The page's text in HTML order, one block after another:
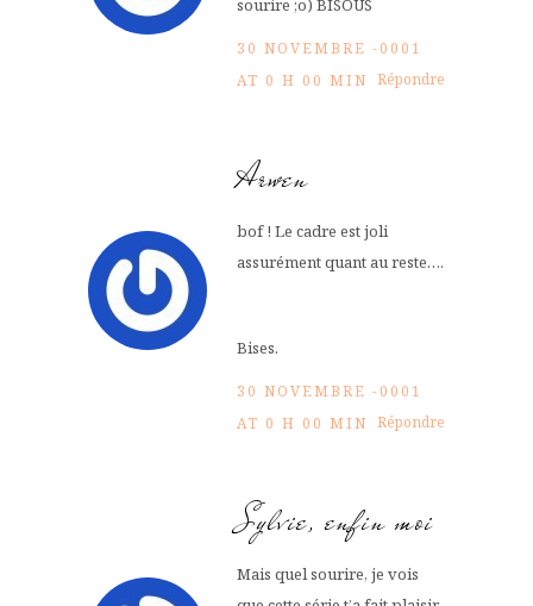
sourire ;o) BISOUS
30 NOVEMBRE -0001
AT 0 H 00 MIN Répondre
Arwen
bof ! Le cadre est joli
assurément quant au reste….
Bises.
30 NOVEMBRE -0001
AT 0 H 00 MIN Répondre
Sylvie, enfin moi
Mais quel sourire, je vois